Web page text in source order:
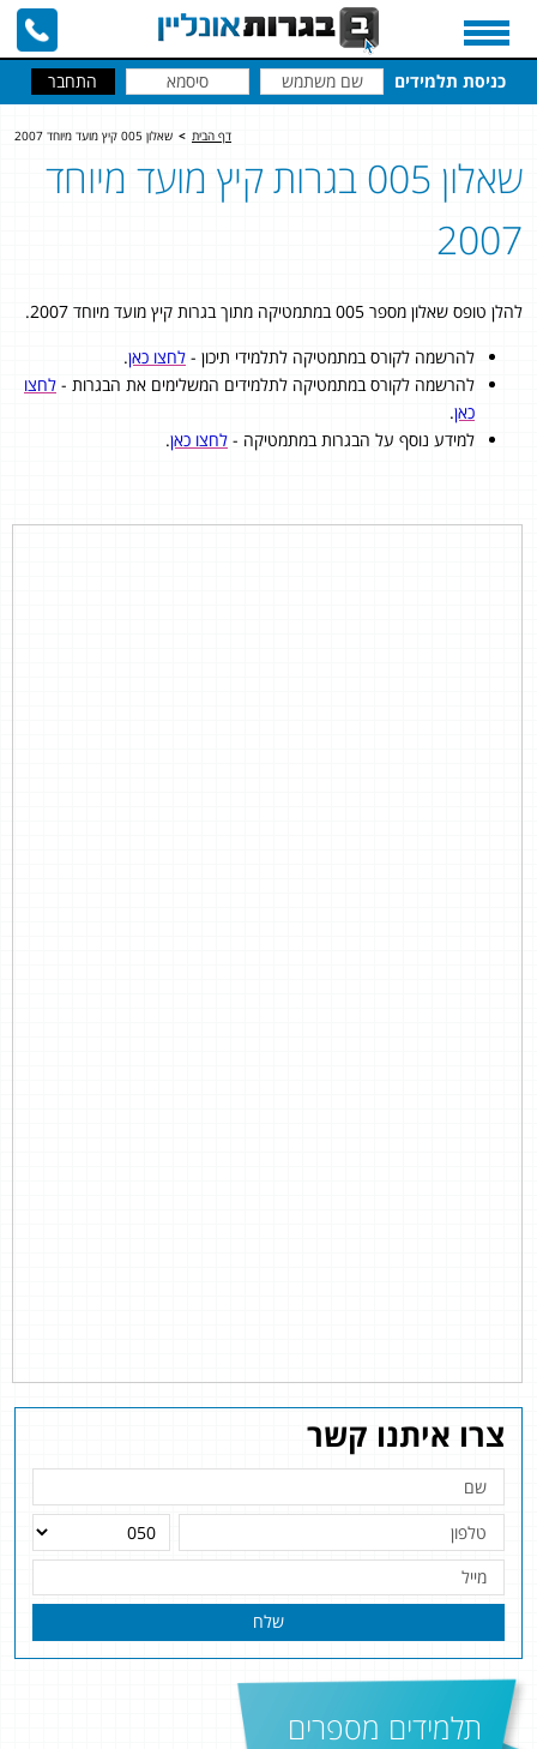
כניסת תלמידים
צרו איתנו קשר
שלח
תלמידים מספרים
דף הבית > שאלון 005 קיץ מועד מיוחד 2007
שאלון 005 בגרות קיץ מועד מיוחד
2007
להלן טופס שאלון מספר 005 במתמטיקה מתוך בגרות קיץ מועד מיוחד 2007.
להרשמה לקורס במתמטיקה לתלמידי תיכון - לחצו כאן.
להרשמה לקורס במתמטיקה לתלמידים המשלימים את הבגרות - לחצו
כאן.
למידע נוסף על הבגרות במתמטיקה - לחצו כאן.